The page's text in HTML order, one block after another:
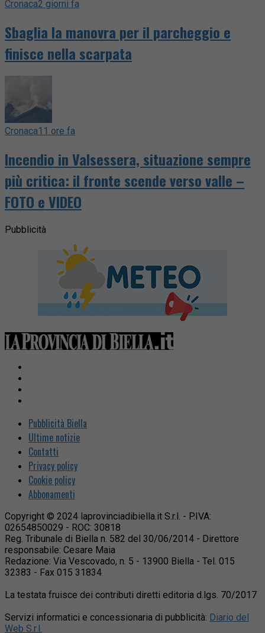
Cronaca2 giorni fa
Sbaglia la manovra per il parcheggio e
finisce nella scarpata
Cronaca11 ore fa
Incendio in Valsessera, situazione sempre
più critica: il fronte scende verso valle –
FOTO e VIDEO
Pubblicità
Pubblicità Biella
Ultime notizie
Contatti
Privacy policy
Cookie policy
Abbonamenti
Copyright © 2024 laprovinciadibiella.it S.r.l. - P.IVA:
02654850029 - ROC: 30818
Reg. Tribunale di Biella n. 582 del 30/06/2014 - Direttore
responsabile: Cesare Maia
Redazione: Via Vescovado, n. 5 - 13900 Biella - Tel. 015
32383 - Fax 015 31834
La testata fruisce dei contributi diretti editoria d.lgs. 70/2017
Servizi informatici e concessionaria di pubblicità: Diario del
Web S.r.l.